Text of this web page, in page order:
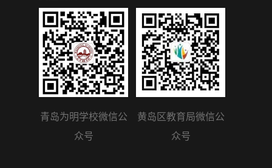
青岛为明学校微信公
众号
黄岛区教育局微信公
众号